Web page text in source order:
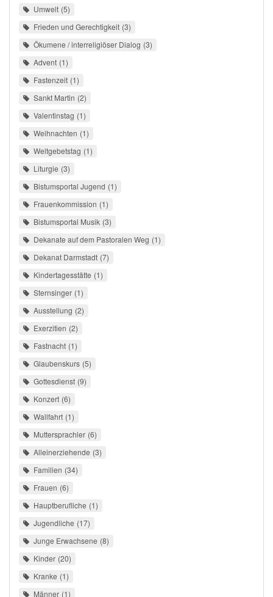
Umwelt 5
Frieden und Gerechtigkeit 3
Ökumene / interreligiöser Dialog 3
Advent 1
Fastenzeit 1
Sankt Martin 2
Valentinstag 1
Weihnachten 1
Weltgebetstag 1
Liturgie 3
Bistumsportal Jugend 1
Frauenkommission 1
Bistumsportal Musik 3
Dekanate auf dem Pastoralen Weg 1
Dekanat Darmstadt 7
Kindertagesstätte 1
Sternsinger 1
Ausstellung 2
Exerzitien 2
Fastnacht 1
Glaubenskurs 5
Gottesdienst 9
Konzert 6
Wallfahrt 1
Muttersprachler 6
Alleinerziehende 3
Familien 34
Frauen 6
Hauptberufliche 1
Jugendliche 17
Junge Erwachsene 8
Kinder 20
Kranke 1
Männer 1